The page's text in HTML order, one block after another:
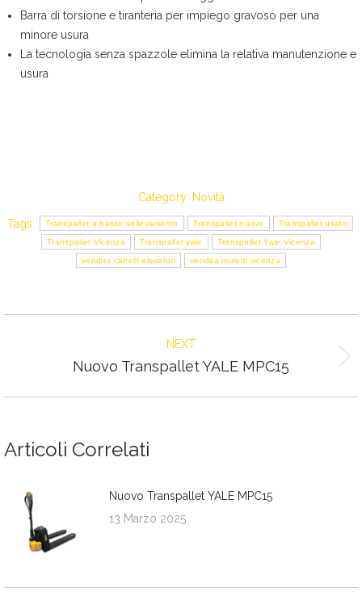
Barra di torsione e tiranteria per impiego gravoso per una
minore usura
La tecnologia senza spazzole elimina la relativa manutenzione e
usura
Category: Novità
Tags: Transpallet a basso sollevamento Transpallet nuovo Transpallet usato
Transpallet Vicenza Transpallet yale Transpallet Yale Vicenza
vendita carrelli elevatori vendita muletti vicenza
navigation
NEXT
Next
Nuovo Transpallet YALE MPC15
Articoli Correlati
Nuovo Transpallet YALE MPC15
13 Marzo 2025